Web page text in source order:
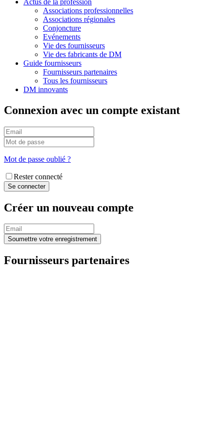
Associations professionnelles
Associations régionales
Conjoncture
Evénements
Vie des fournisseurs
Vie des fabricants de DM
Guide fournisseurs
Fournisseurs partenaires
Tous les fournisseurs
DM innovants
Connexion avec un compte existant
Mot de passe oublié ?
Rester connecté
Créer un nouveau compte
Fournisseurs partenaires